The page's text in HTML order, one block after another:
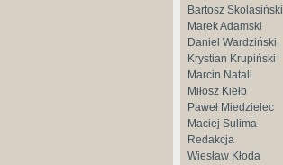
Bartosz Skolasiński
Marek Adamski
Daniel Wardziński
Krystian Krupiński
Marcin Natali
Miłosz Kiełb
Paweł Miedzielec
Maciej Sulima
Redakcja
Wiesław Kłoda